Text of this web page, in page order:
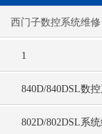
西门子数控系统维修
1
840D/840DSL数
802D/802DSL系